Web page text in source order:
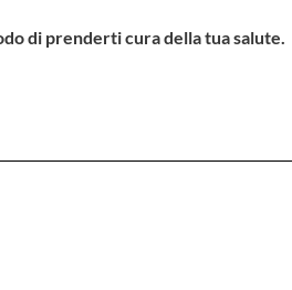
di prenderti cura della tua salute.